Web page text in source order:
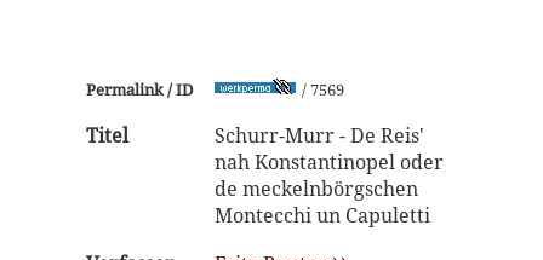
Permalink / ID / 7569
Titel
Schurr-Murr - De Reis'
nah Konstantinopel oder
de meckelnbörgschen
Montecchi un Capuletti